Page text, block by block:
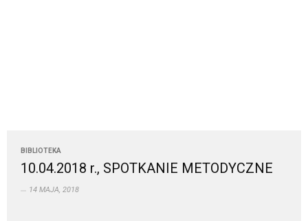
BIBLIOTEKA
10.04.2018 r., SPOTKANIE METODYCZNE
14 MAJA, 2018